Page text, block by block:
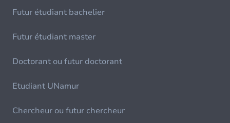
Futur étudiant bachelier
Futur étudiant master
Doctorant ou futur doctorant
Etudiant UNamur
Chercheur ou futur chercheur